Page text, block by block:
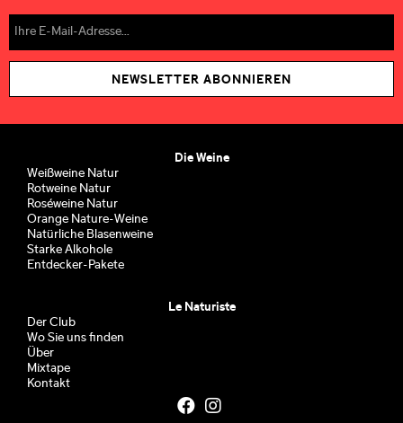
NEWSLETTER ABONNIEREN
Die Weine
Weißweine Natur
Rotweine Natur
Roséweine Natur
Orange Nature-Weine
Natürliche Blasenweine
Starke Alkohole
Entdecker-Pakete
Le Naturiste
Der Club
Wo Sie uns finden
Über
Mixtape
Kontakt